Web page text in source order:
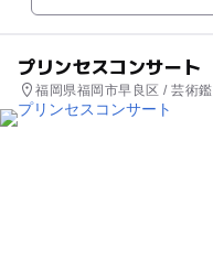
プリンセスコンサート
福岡県福岡市早良区 / 芸術